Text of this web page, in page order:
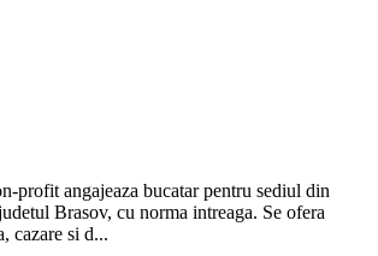
profit angajeaza bucatar pentru sediul din
Brasov, cu norma intreaga. Se ofera
cazare si d...